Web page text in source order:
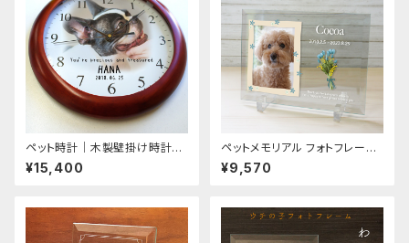
ペット時計｜木製壁掛け時計3
5.5センチ 写真プリント オーダ
ーメイド 時計
¥15,400
ペットメモリアル フォトフレーム
「チューリップとミモザをあなた
に」 ペット位牌 名入れ 御仏前
¥9,570